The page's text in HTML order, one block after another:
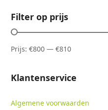
Filter op prijs
Min.
Max.
Prijs:€800 —€810
Klantenservice
Algemene voorwaarden